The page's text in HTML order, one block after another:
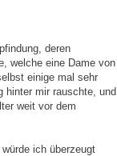
deren
welche eine Dame von
einige mal sehr
hinter mir rauschte, und
weit vor dem
ich überzeugt